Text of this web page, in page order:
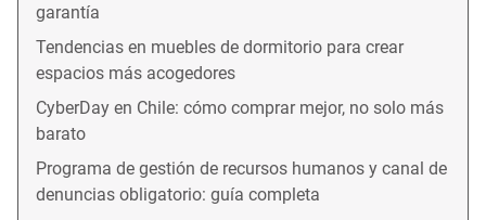
garantía
Tendencias en muebles de dormitorio para crear
espacios más acogedores
CyberDay en Chile: cómo comprar mejor, no solo más
barato
Programa de gestión de recursos humanos y canal de
denuncias obligatorio: guía completa